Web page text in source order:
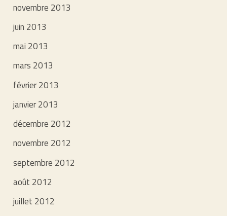
novembre 2013
juin 2013
mai 2013
mars 2013
février 2013
janvier 2013
décembre 2012
novembre 2012
septembre 2012
août 2012
juillet 2012